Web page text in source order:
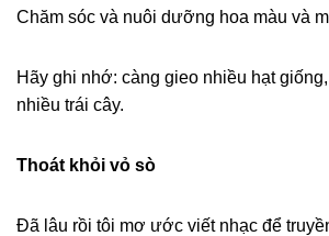
Chăm sóc và nuôi dưỡng hoa màu và
Hãy ghi nhớ: càng gieo nhiều hạt
nhiều trái cây.
Thoát khỏi vỏ sò
Đã lâu rồi tôi mơ ước viết nhạc để